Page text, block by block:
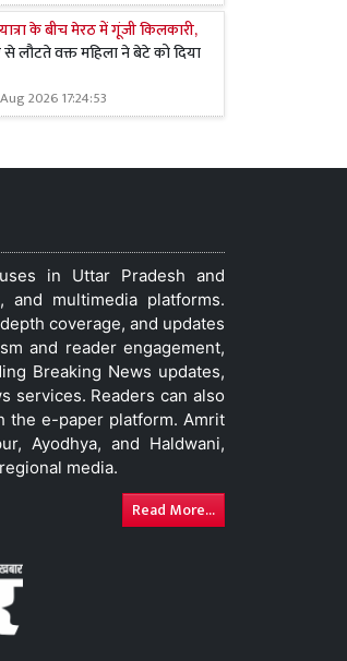
के बीच मेरठ में गूंजी किलकारी,
से लौटते वक्त महिला ने बेटे को दिया
2026 17:24:53
in Uttar Pradesh and
multimedia platforms.
coverage, and updates
and reader engagement,
Breaking News updates,
services. Readers can also
the e-paper platform. Amrit
Ayodhya, and Haldwani,
media.
Read More...